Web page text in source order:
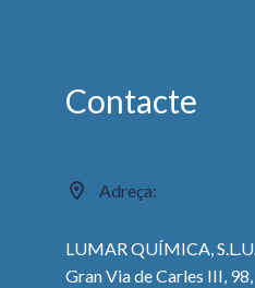
Contacte
Adreça:
LUMAR QUÍMICA, S.L.U.
Gran Via de Carles III, 98,